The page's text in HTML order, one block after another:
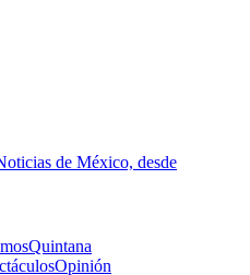
de México, desde
Quintana
Opinión